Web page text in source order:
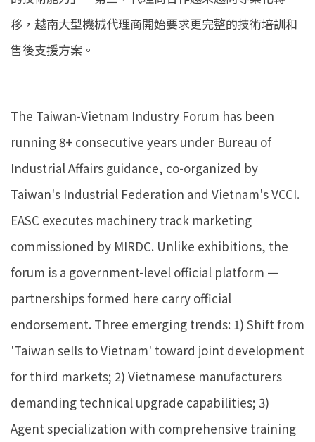
移，越南大型機械代理商開始要求更完整的技術培訓和
售後支援方案。
The Taiwan-Vietnam Industry Forum has been
running 8+ consecutive years under Bureau of
Industrial Affairs guidance, co-organized by
Taiwan's Industrial Federation and Vietnam's VCCI.
EASC executes machinery track marketing
commissioned by MIRDC. Unlike exhibitions, the
forum is a government-level official platform —
partnerships formed here carry official
endorsement. Three emerging trends: 1) Shift from
'Taiwan sells to Vietnam' toward joint development
for third markets; 2) Vietnamese manufacturers
demanding technical upgrade capabilities; 3)
Agent specialization with comprehensive training